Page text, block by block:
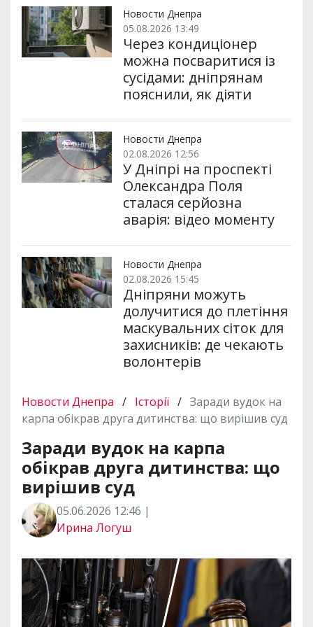
и k m p
Новости Днепра
05.08.2026 13:49
Через кондиціонер
можна посваритися із
сусідами: дніпрянам
пояснили, як діяти
Новости Днепра
02.08.2026 12:56
У Дніпрі на проспекті
Олександра Поля
сталася серйозна
аварія: відео моменту
Новости Днепра
02.08.2026 15:45
Дніпряни можуть
долучитися до плетіння
маскувальних сіток для
захисників: де чекають
волонтерів
Новости Днепра / Історії / Заради вудок на
карпа обікрав друга дитинства: що вирішив суд
Заради вудок на карпа
обікрав друга дитинства: що
вирішив суд
05.06.2026 12:46 |
Ирина Логуш